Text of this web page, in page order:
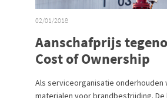
02/01/2018
Aanschafprijs
Cost of Ownership
Als serviceorganisatie onderhouden
materialen voor brandbestrijding. De